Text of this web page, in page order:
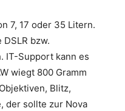
7, 17 oder 35 Litern.
bzw.
IT-Support kann es
wiegt 800 Gramm
Blitz,
der sollte zur Nova